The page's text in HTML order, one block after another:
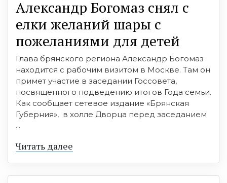
Александр Богомаз снял с
елки желаний шары с
пожеланиями для детей
Глава брянского региона Александр Богомаз
находится с рабочим визитом в Москве. Там он
примет участие в заседании Госсовета,
посвященного подведению итогов Года семьи.
Как сообщает сетевое издание «Брянская
Губерния», в холле Дворца перед заседанием
...
Читать далее